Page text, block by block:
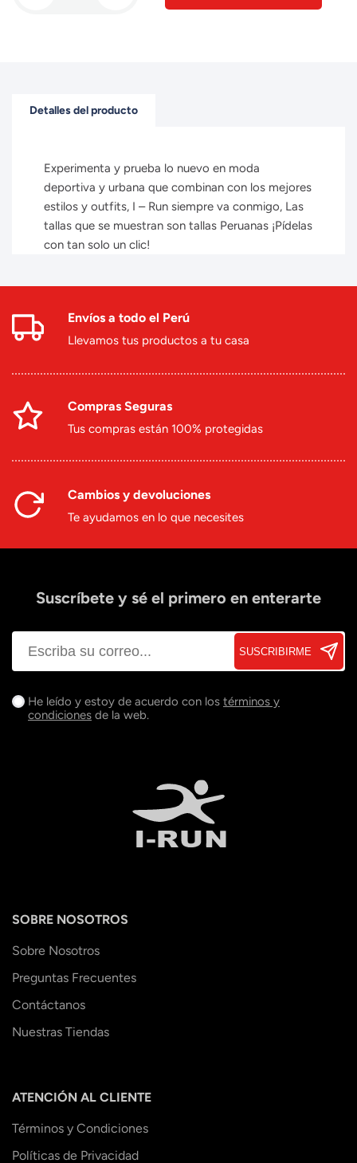
Detalles del producto
Experimenta y prueba lo nuevo en moda
deportiva y urbana que combinan con los mejores
estilos y outfits, I – Run siempre va conmigo, Las
tallas que se muestran son tallas Peruanas ¡Pídelas
con tan solo un clic!
Envíos a todo el Perú
Llevamos tus productos a tu casa
Compras Seguras
Tus compras están 100% protegidas
Cambios y devoluciones
Te ayudamos en lo que necesites
Suscríbete y sé el primero en enterarte
SUSCRIBIRME
He leído y estoy de acuerdo con los términos y
condiciones de la web.
SOBRE NOSOTROS
Sobre Nosotros
Preguntas Frecuentes
Contáctanos
Nuestras Tiendas
ATENCIÓN AL CLIENTE
Términos y Condiciones
Políticas de Privacidad